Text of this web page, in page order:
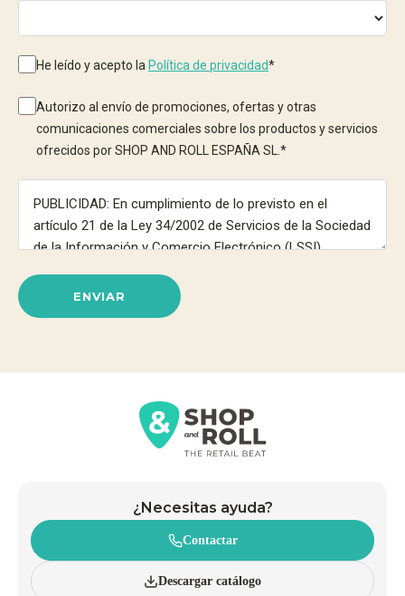
He leído y acepto la Política de privacidad*
Autorizo al envío de promociones, ofertas y otras
comunicaciones comerciales sobre los productos y servicios
ofrecidos por SHOP AND ROLL ESPAÑA SL.*
ENVIAR
¿Necesitas ayuda?
Contactar
Descargar catálogo